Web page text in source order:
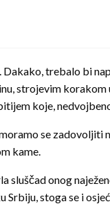
trebalo bi
strojevim
koje,
se zadovoljiti
kame.
onog
stoga se i